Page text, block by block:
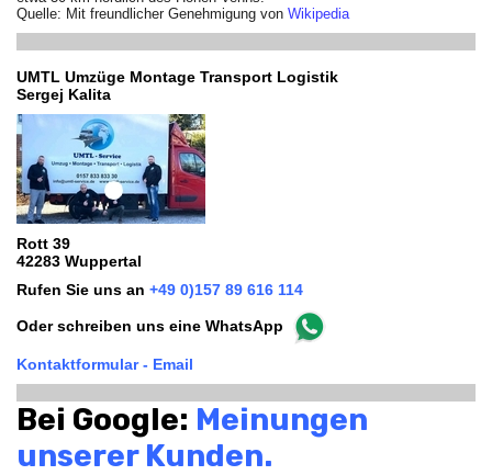
Quelle: Mit freundlicher Genehmigung von Wikipedia
UMTL Umzüge Montage Transport Logistik
Sergej Kalita
Rott 39
42283 Wuppertal
Rufen Sie uns an +49 0)157 89 616 114
Oder schreiben uns eine WhatsApp
Kontaktformular - Email
Bei Google: Meinungen
unserer Kunden.